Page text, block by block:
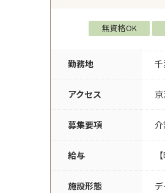
無資格OK
勤務地
アクセス
募集要項
給与
施設形態